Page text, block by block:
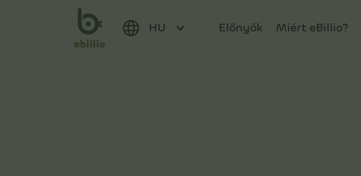
HU Előnyök Miért eBillio?